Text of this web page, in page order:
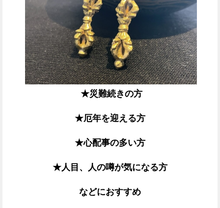
★災難続きの方
★厄年を迎える方
★心配事の多い方
★人目、人の噂が気になる方
などにおすすめ